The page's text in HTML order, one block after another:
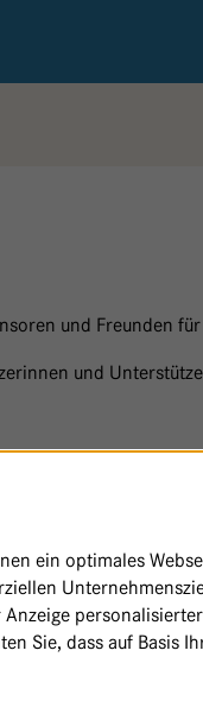
und Freunden
und
10
ein optimales
Sie, dass auf Basis